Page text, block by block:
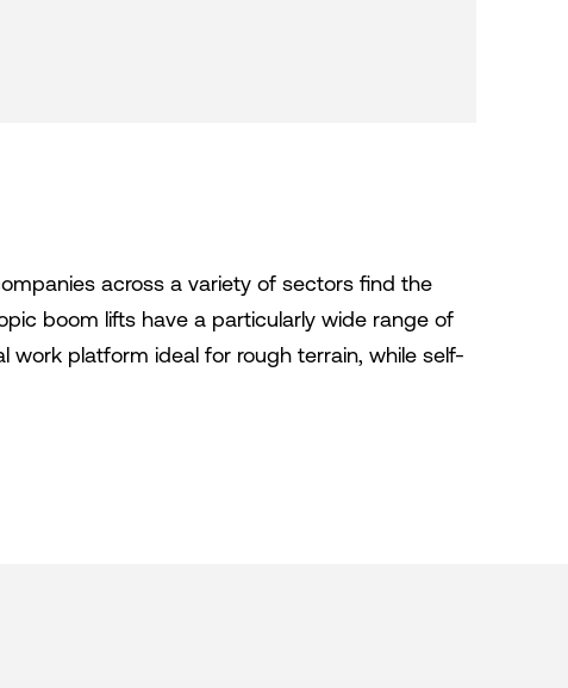
across a variety of sectors find the
boom lifts have a particularly wide range of
work platform ideal for rough terrain, while self-